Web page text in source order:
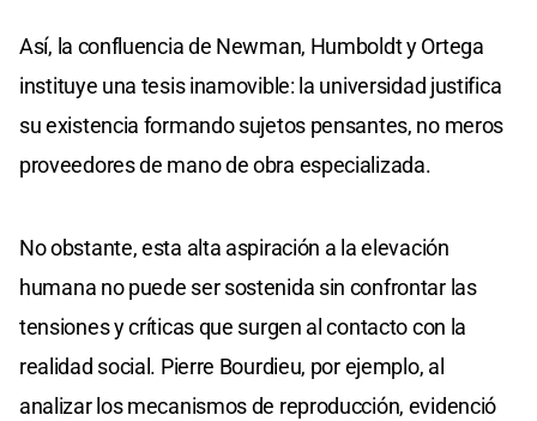
Así, la confluencia de Newman, Humboldt y Ortega
instituye una tesis inamovible: la universidad justifica
su existencia formando sujetos pensantes, no meros
proveedores de mano de obra especializada.
No obstante, esta alta aspiración a la elevación
humana no puede ser sostenida sin confrontar las
tensiones y críticas que surgen al contacto con la
realidad social. Pierre Bourdieu, por ejemplo, al
analizar los mecanismos de reproducción, evidenció